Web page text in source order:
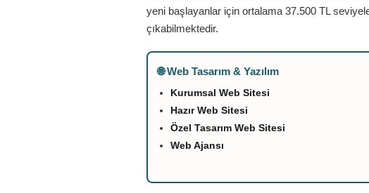
yeni başlayanlar için ortalama 37.500 TL
çıkabilmektedir.
🌐 Web Tasarım & Yazılım
Kurumsal Web Sitesi
Hazır Web Sitesi
Özel Tasarım Web Sitesi
Web Ajansı